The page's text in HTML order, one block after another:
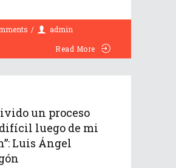
admin
Read More
un proceso
luego de mi
Luis Ángel